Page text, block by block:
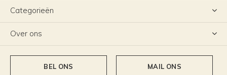
Categorieën
Over ons
BEL ONS MAIL ONS